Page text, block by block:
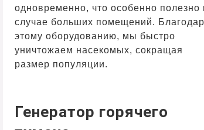
одновременно, что особенно полезно
случае больших помещений.
этому оборудованию, мы быстро
уничтожаем насекомых, сокращая
размер популяции.
Генератор горячего